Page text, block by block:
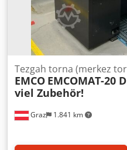
Graz 1.841 km
Tezgah torna (merkez
EMCO EMCOMAT-20
viel Zubehör!